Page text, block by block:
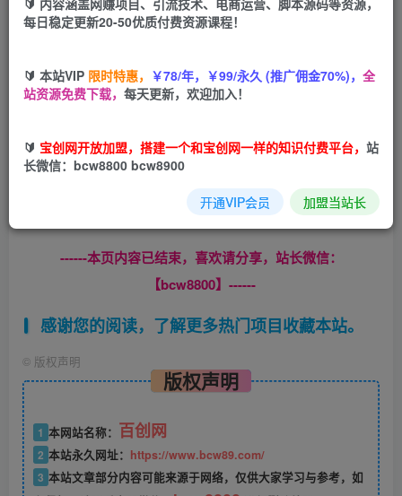
立即购买
一分钱的赚钱通道给你们找到了
------本页内容已结束，喜欢请分享，站长微信：
【bcw8800】------
感谢您的阅读，了解更多热门项目收藏本站。
© 版权声明
版权声明
1 本网站名称： 百创网
2 本站永久网址： https://www.bcw89.com/
3 本站文章部分内容可能来源于网络，仅供大家学习与参考，如
每日稳定更新20-50优质付费资源课程！
🔰 本站VIP 限时特惠， ￥78/年，￥99/永久 (推广佣金70%)， 全
站资源免费下载， 每天更新，欢迎加入！
🔰 宝创网开放加盟，搭建一个和宝创网一样的知识付费平台， 站
长微信：bcw8800 bcw8900
开通VIP会员 加盟当站长